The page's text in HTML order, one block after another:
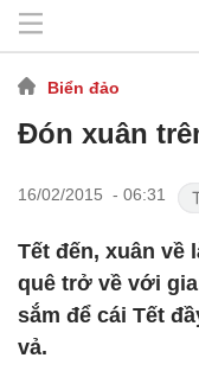
Biển đảo
Đón xuân
16/02/2015 - 06:31
Tết đến, xuân về
quê trở về với
sắm để cái Tết
vả.